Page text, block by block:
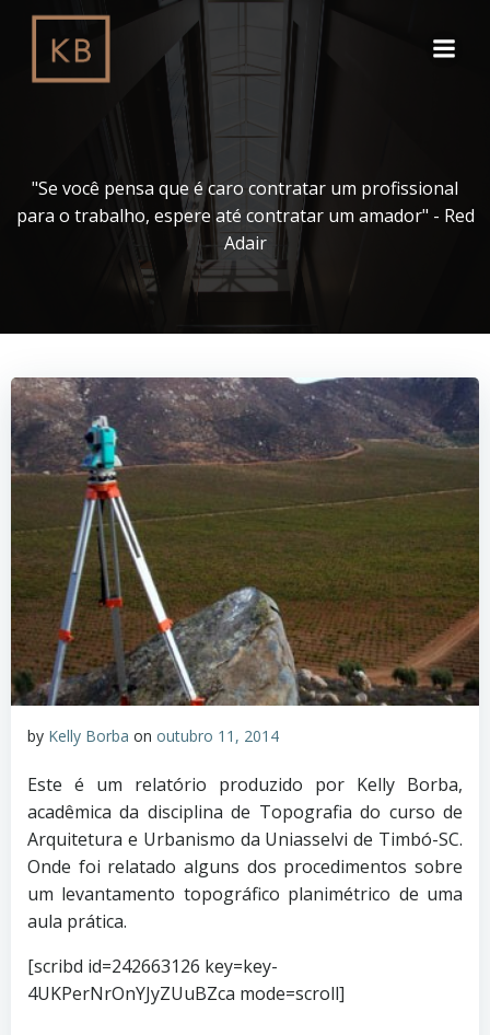
o
conteúdo
"Se você pensa que é caro contratar um profissional
para o trabalho, espere até contratar um amador" - Red
Adair
by Kelly Borba on outubro 11, 2014
Este é um relatório produzido por Kelly Borba,
acadêmica da disciplina de Topografia do curso de
Arquitetura e Urbanismo da Uniasselvi de Timbó-SC.
Onde foi relatado alguns dos procedimentos sobre
um levantamento topográfico planimétrico de uma
aula prática.
[scribd id=242663126 key=key-
4UKPerNrOnYJyZUuBZca mode=scroll]